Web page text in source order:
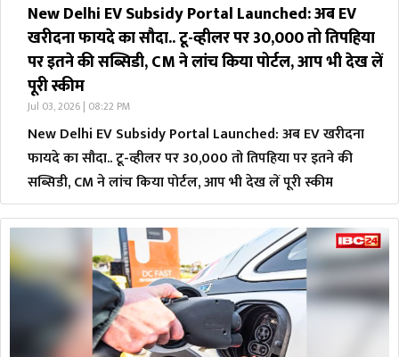
New Delhi EV Subsidy Portal Launched: अब EV
खरीदना फायदे का सौदा.. टू-व्हीलर पर 30,000 तो तिपहिया
पर इतने की सब्सिडी, CM ने लांच किया पोर्टल, आप भी देख लें
पूरी स्कीम
Jul 03, 2026 | 08:22 PM
New Delhi EV Subsidy Portal Launched: अब EV खरीदना
फायदे का सौदा.. टू-व्हीलर पर 30,000 तो तिपहिया पर इतने की
सब्सिडी, CM ने लांच किया पोर्टल, आप भी देख लें पूरी स्कीम